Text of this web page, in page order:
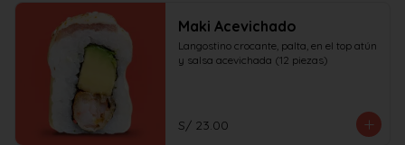
Maki Acevichado
Langostino crocante, palta, en el top atún
y salsa acevichada (12 piezas)
S/ 23.00